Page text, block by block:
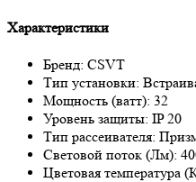
Характеристики
Бренд: CSVT
Тип установки:
Мощность (ватт): 32
Уровень защиты: IP 20
Тип рассеивателя:
Световой поток (Лм):
Цветовая температура